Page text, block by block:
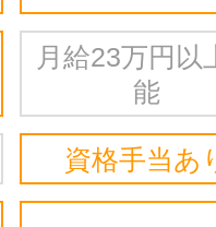
月給23万円以
能
資格手当あ